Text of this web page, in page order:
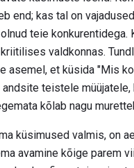
end; kas tal on
teie
valdkonnas.
asemel, et küsida "Mis
andsite teistele
kõlab nagu
küsimused valmis, on
avamine kõige parem